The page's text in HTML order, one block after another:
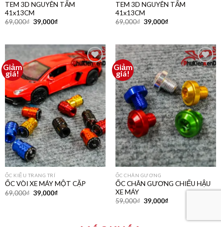
TEM 3D NGUYÊN TẤM
41x13CM
69,000₫ 39,000₫
TEM 3D NGUYÊN TẤM
41x13CM
69,000₫ 39,000₫
Giảm
giá!
Thêm
vào
yêu
thích
ỐC KIỂU TRANG TRÍ
ỐC VÒI XE MÁY MỘT CẶP
69,000₫ 39,000₫
Giảm
giá!
Thêm
vào
yêu
thích
ỐC CHÂN GƯƠNG
ỐC CHÂN GƯƠNG CHIẾU HẬU
XE MÁY
59,000₫ 39,000₫